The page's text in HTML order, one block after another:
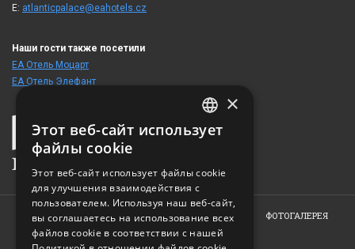
E: atlanticpalace@eahotels.cz
Наши гости также посетили
ЕА Отель Моцарт
ЕА Отель Элефант
ГЛАВНАЯ ОБ ОТЕЛЕ НОМЕРА РЕСТОРАН
ФОТОГАЛЕРЕЯ
ЗАКАЗ
КОНТАКТ
CZECH
RUSSIAN
×
Этот веб-сайт использует
файлы cookie
Этот веб-сайт использует файлы cookie
для улучшения взаимодействия с
пользователем. Используя наш веб-сайт,
вы соглашаетесь на использование всех
файлов cookie в соответствии с нашей